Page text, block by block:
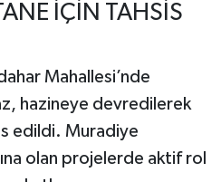
İÇİN TAHSİS
Mahallesi’nde
hazineye devredilerek
edildi. Muradiye
olan projelerde aktif rol